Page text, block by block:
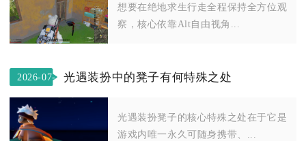
想要在绝地求生行走全程保持全方位观
察，核心依靠Alt自由视角...
2026-07-
29
光遇装扮中的凳子有何特殊之处
光遇装扮凳子的核心特殊之处在于它是
游戏内唯一永久可随身携带、...